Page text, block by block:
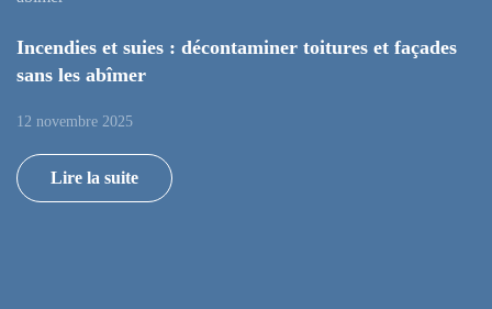
Incendies et suies : décontaminer toitures et façades
sans les abîmer
12 novembre 2025
Lire la suite